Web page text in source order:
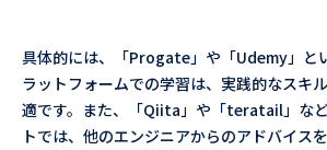
具体的には、「Progate」や「Udemy」と
ラットフォームでの学習は、実践的なスキ
適です。また、「Qiita」や「teratail」な
トでは、他のエンジニアからのアドバイス